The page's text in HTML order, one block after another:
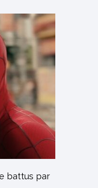
battus par